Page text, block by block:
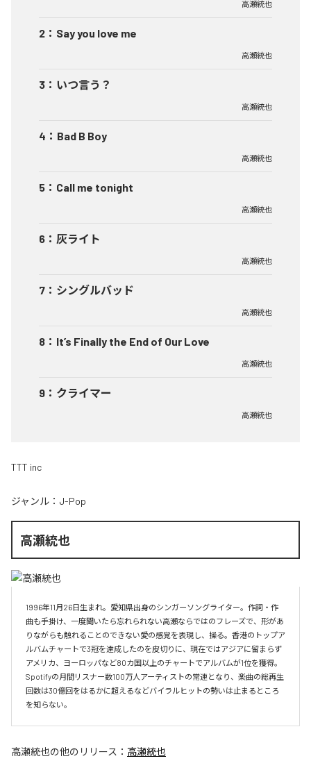
高瀬統也
2 ： Say you love me
高瀬統也
3 ： いつ言う？
高瀬統也
4 ： Bad B Boy
高瀬統也
5 ： Call me tonight
高瀬統也
6 ： 灰ライト
高瀬統也
7 ： シングルバッド
高瀬統也
8 ： It’s Finally the End of Our Love
高瀬統也
9 ： クライマー
高瀬統也
TTT inc
ジャンル： J-Pop
高瀬統也
1996年11月26日生まれ。愛知県出身のシンガーソングライター。作詞・作
曲も手掛け、一度聞いたら忘れられない高瀬ならではのフレーズで、形があ
りながらも触れることのできない愛の感覚を表現し、操る。香港のトップア
ルバムチャートで3冠を達成したのを皮切りに、現在ではアジアに留まらず
アメリカ、ヨーロッパなど80カ国以上のチャートでアルバムが1位を獲得。
Spotifyの月間リスナー数100万人アーティストの常連となり、楽曲の総再生
回数は30億回をはるかに超えるなどバイラルヒットの勢いは止まるところ
を知らない。
高瀬統也の他のリリース： 高瀬統也